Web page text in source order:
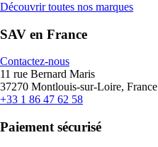
Découvrir toutes nos marques
SAV en France
Contactez-nous
11 rue Bernard Maris
37270 Montlouis-sur-Loire, France
+33 1 86 47 62 58
Paiement sécurisé